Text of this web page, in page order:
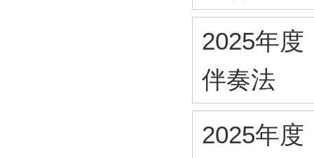
2025年度
伴奏法
2025年度